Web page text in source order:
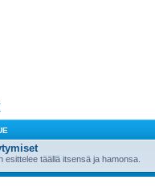
esittelee täällä itsensä ja hamonsa.